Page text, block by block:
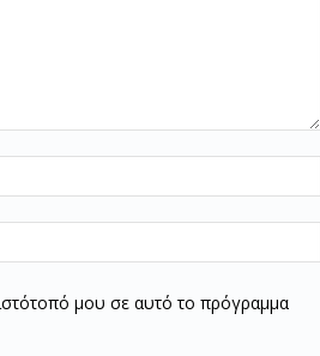
μου σε αυτό το πρόγραμμα